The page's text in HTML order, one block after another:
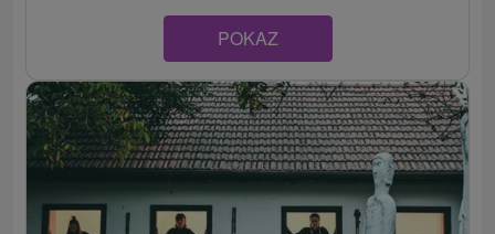
POKAZ